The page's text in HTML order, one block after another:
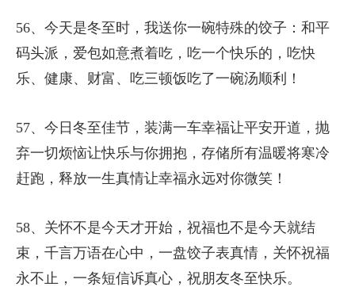
56、今天是冬至时，我送你一碗特殊的饺子：和平
码头派，爱包如意煮着吃，吃一个快乐的，吃快
乐、健康、财富、吃三顿饭吃了一碗汤顺利！
57、今日冬至佳节，装满一车幸福让平安开道，抛
弃一切烦恼让快乐与你拥抱，存储所有温暖将寒冷
赶跑，释放一生真情让幸福永远对你微笑！
58、关怀不是今天才开始，祝福也不是今天就结
束，千言万语在心中，一盘饺子表真情，关怀祝福
永不止，一条短信诉真心，祝朋友冬至快乐。